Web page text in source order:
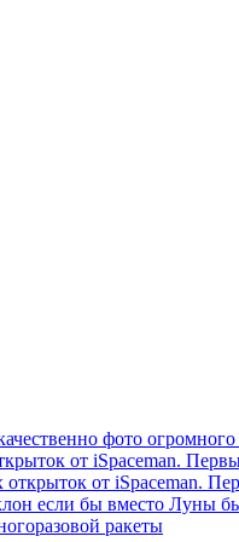
фото
от iSpaceman.
от iSpaceman.
если бы вместо Луны
ракеты